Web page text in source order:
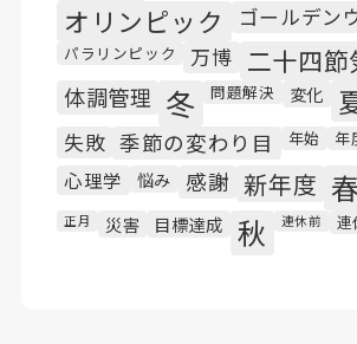
オリンピック ゴールデン
パラリンピック 万博 二十四節
体調管理 冬 問題解決 変化
失敗 季節の変わり目 年始 年
心理学 悩み 感謝 新年度
正月 災害 目標達成 秋 連休前 連